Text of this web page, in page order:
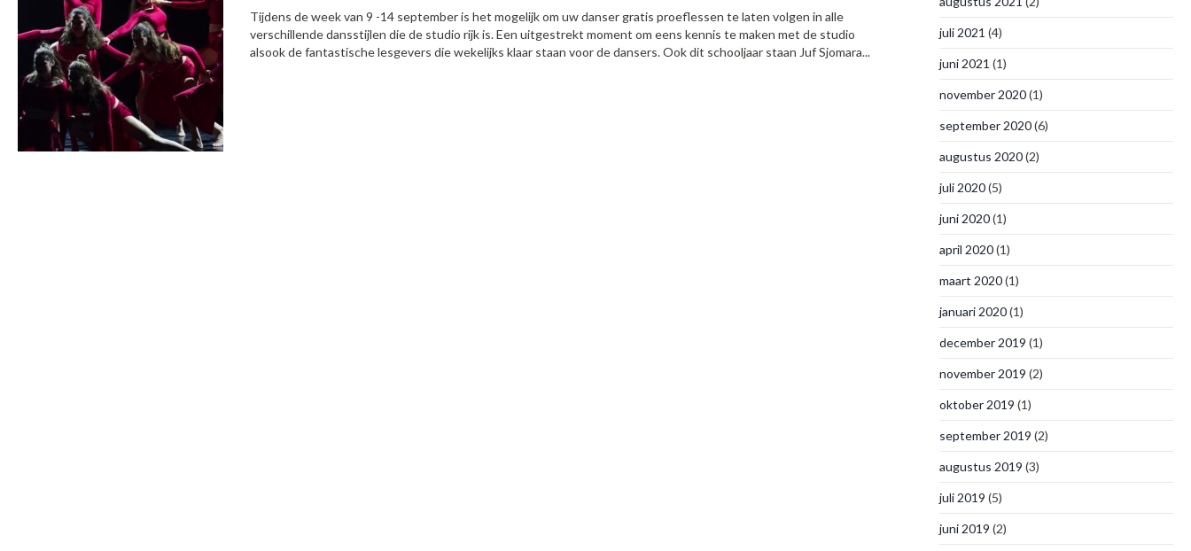
Tijdens de week van 9 -14 september is het mogelijk om uw danser gratis proeflessen te laten volgen in alle
verschillende dansstijlen die de studio rijk is. Een uitgestrekt moment om eens kennis te maken met de studio
alsook de fantastische lesgevers die wekelijks klaar staan voor de dansers. Ook dit schooljaar staan Juf Sjomara...
juli 2021 (4)
juni 2021 (1)
november 2020(1)
september 2020(6)
augustus 2020(2)
juli 2020(5)
juni 2020(1)
april 2020(1)
maart 2020(1)
januari 2020(1)
december 2019 (1)
november 2019 (2)
oktober 2019 (1)
september 2019 (2)
augustus 2019 (3)
juli 2019 (5)
juni 2019 (2)